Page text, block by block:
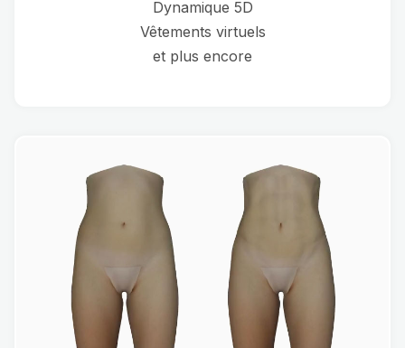
Dynamique 5D
Vêtements virtuels
et plus encore